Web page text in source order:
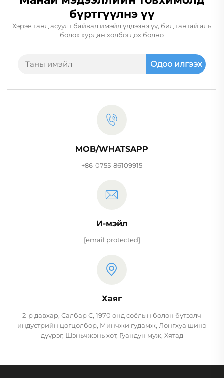
бүртгүүлнэ үү
Хэрэв танд асуулт байвал имэйл үлдээнэ үү, бид тантай аль
болох хурдан холбогдох болно
Одоо илгээх
MOB/WHATSAPP
+86-0755-86109915
И-мэйл
[email protected]
Хаяг
2-р давхар, Салбар С, 1970 онд соёлын болон бүтээлч
индустрийн цогцолбор, Минчжи гудамж, Лонгхуа шинэ
дүүрэг, Шэньчжэнь хот, Гуандун муж, Хятад